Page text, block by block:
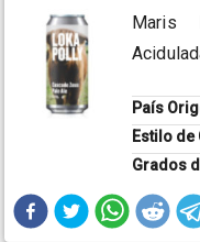
Maris
País
Estilo de
Grados